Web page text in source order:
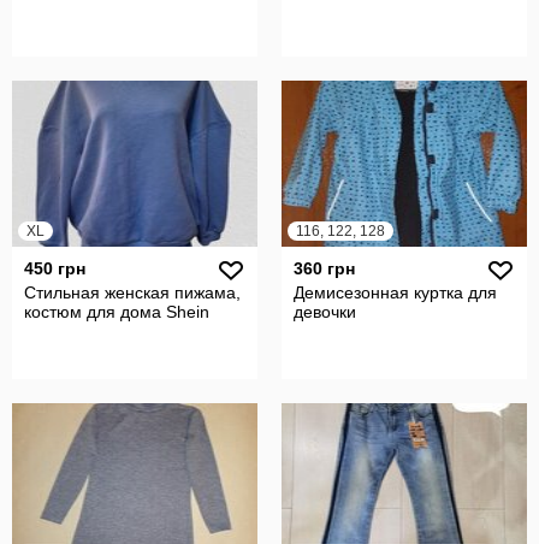
XL
450 грн
Стильная женская пижама,
костюм для дома Shein
116, 122, 128
360 грн
Демисезонная куртка для
девочки